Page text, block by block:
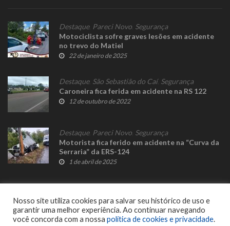
Destaque, Pareci Novo Segurança
Motociclista sofre graves lesões em acidente
no trevo do Matiel
22 de janeiro de 2025
Destaque, São Sebastião do Caí, Segurança
Caroneira fica ferida em acidente na RS 122
12 de outubro de 2022
Destaque, Pareci Novo Segurança
Motorista fica ferido em acidente na “Curva da
Serraria” da ERS-124
1 de abril de 2025
Nosso site utiliza cookies para salvar seu histórico de uso e
garantir uma melhor experiência. Ao continuar navegando
você concorda com a nossa política de cookies e privacidade.